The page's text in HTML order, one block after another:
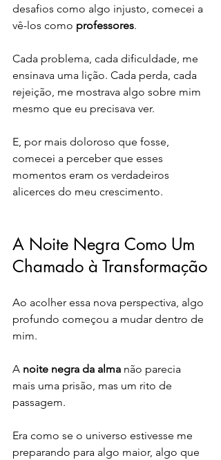
desafios como algo injusto, comecei a
vê-los como professores.
Cada problema, cada dificuldade, me
ensinava uma lição. Cada perda, cada
rejeição, me mostrava algo sobre mim
mesmo que eu precisava ver.
E, por mais doloroso que fosse,
comecei a perceber que esses
momentos eram os verdadeiros
alicerces do meu crescimento.
A Noite Negra Como Um
Chamado à Transformação
Ao acolher essa nova perspectiva, algo
profundo começou a mudar dentro de
mim.
A noite negra da alma não parecia
mais uma prisão, mas um rito de
passagem.
Era como se o universo estivesse me
preparando para algo maior, algo que